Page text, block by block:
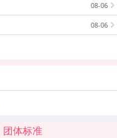
08-06
08-06
团体标准